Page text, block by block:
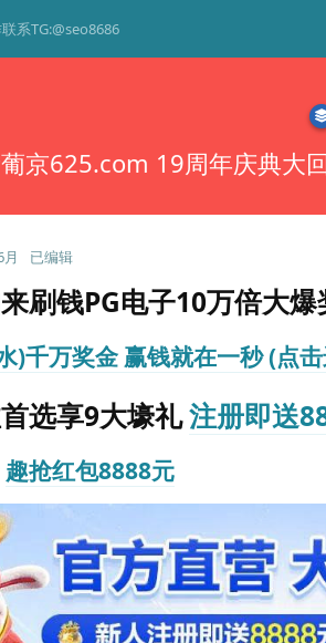
系TG:@seo8686
京625.com 19周年庆典大
已编辑
刷钱PG电子10万倍大爆
)千万奖金 赢钱就在一秒 (点击
选享9大壕礼注册即送
趣抢红包8888元